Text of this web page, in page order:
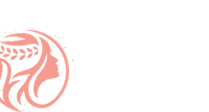
tức cho phái đẹp